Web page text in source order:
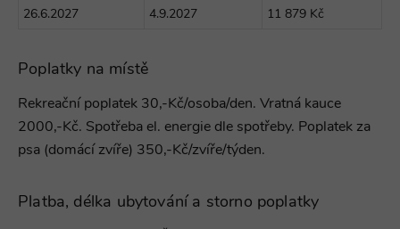
26.6.2027 4.9.2027 11 879 Kč
Poplatky na místě
Rekreační poplatek 30,-Kč/osoba/den. Vratná kauce
2000,-Kč. Spotřeba el. energie dle spotřeby. Poplatek za
psa (domácí zvíře) 350,-Kč/zvíře/týden.
Platba, délka ubytování a storno poplatky